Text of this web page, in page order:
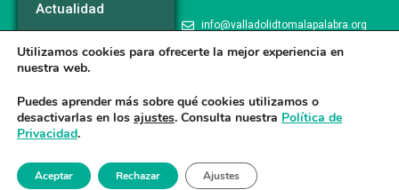
Actualidad
Programa
info@valladolidtomalapalabra.org
+34 983 426 124
Aviso legal/Poltica de Privacidad/ Politica de Cookies
Utilizamos cookies para ofrecerte la mejor experiencia en
nuestra web.
Puedes aprender más sobre qué cookies utilizamos o
desactivarlas en los ajustes. Consulta nuestra Política de
Privacidad.
Aceptar Rechazar Ajustes